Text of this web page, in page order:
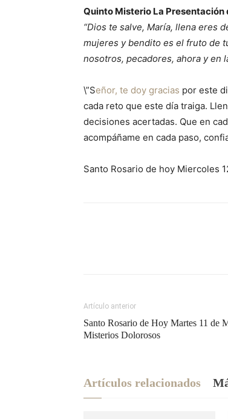
Quinto Misterio La Presentación
“Dios te salve, María, llena eres
mujeres y bendito es el fruto de
nosotros, pecadores, ahora y en
\”Señor, te doy gracias por este
cada reto que este día traiga.
decisiones acertadas. Que en
acompáñame en cada paso,
Santo Rosario de hoy Miercoles
Artículo anterior
Santo Rosario de Hoy Martes 11 de
Misterios Dolorosos
Artículos relacionados